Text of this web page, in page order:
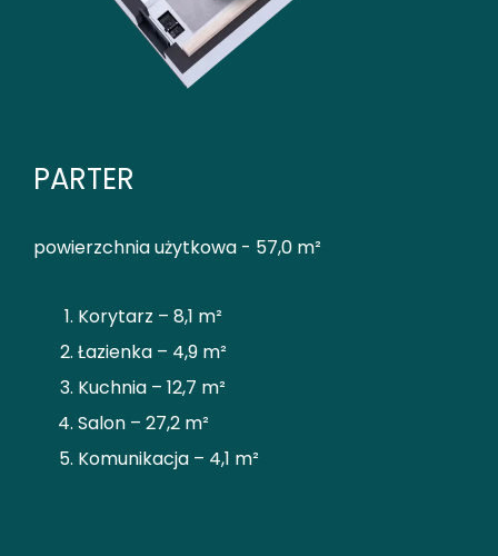
PARTER
powierzchnia użytkowa - 57,0 m²
Korytarz – 8,1 m²
Łazienka – 4,9 m²
Kuchnia – 12,7 m²
Salon – 27,2 m²
Komunikacja – 4,1 m²